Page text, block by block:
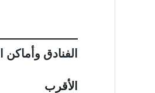
الفنادق وأماكن
الأقرب